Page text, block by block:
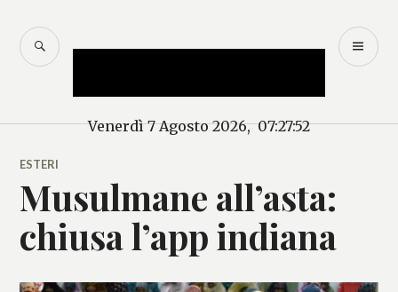
contenuto
Venerdì 7 Agosto 2026, 07:27:52
Mercurio – Il "dio"
CERCA
ESTERI
Musulmane all’asta:
chiusa l’app indiana